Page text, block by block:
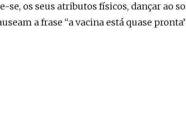
se, os seus atributos físicos, dançar ao
a frase “a vacina está quase